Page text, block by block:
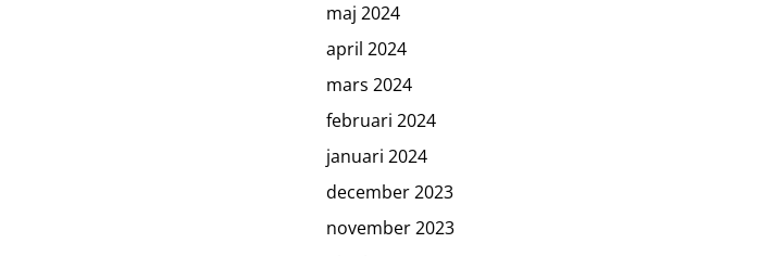
maj 2024
april 2024
mars 2024
februari 2024
januari 2024
december 2023
november 2023